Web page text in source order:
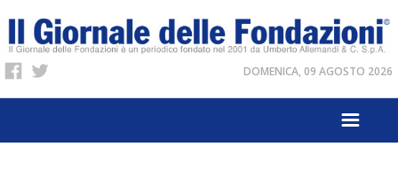
DOMENICA, 09 AGOSTO 2026